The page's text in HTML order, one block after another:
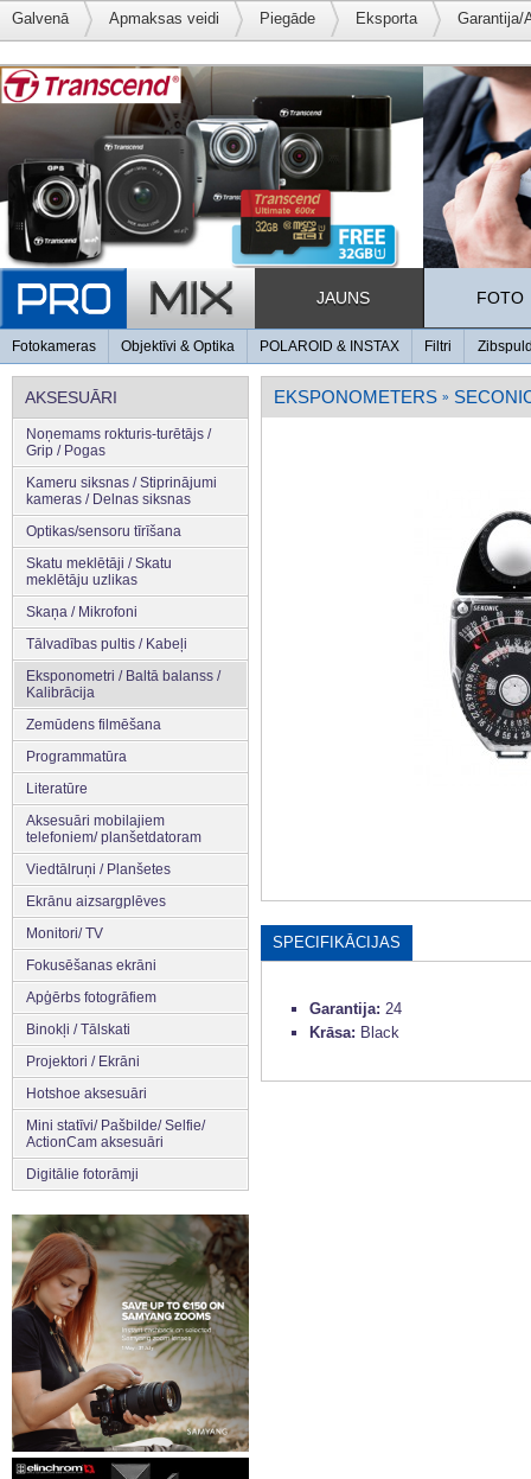
Galvenā Apmaksas veidi Piegāde Eksporta Garantija/
JAUNS FOTO
Fotokameras Objektīvi & Optika POLAROID & INSTAX Filtri
AKSESUĀRI
Noņemams rokturis-turētājs /
Grip / Pogas
Kameru siksnas / Stiprinājumi
kameras / Delnas siksnas
Optikas/sensoru tīrīšana
Skatu meklētāji / Skatu
meklētāju uzlikas
Skaņa / Mikrofoni
Tālvadības pultis / Kabeļi
Eksponometri / Baltā balanss /
Kalibrācija
Zemūdens filmēšana
Programmatūra
Literatūre
Aksesuāri mobilajiem
telefoniem/ planšetdatoram
Viedtālruņi / Planšetes
Ekrānu aizsargplēves
Monitori/ TV
Fokusēšanas ekrāni
Apģērbs fotogrāfiem
Binokļi / Tālskati
Projektori / Ekrāni
Hotshoe aksesuāri
Mini statīvi/ Pašbilde/ Selfie/
ActionCam aksesuāri
Digitālie fotorāmji
EKSPONOMETERS »
SPECIFIKĀCIJAS
Garantija: 24
Krāsa: Black